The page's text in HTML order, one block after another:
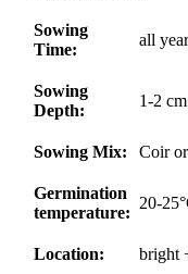
Sowing
Time:
all
Sowing
Depth:
1-2
Sowing Mix: Coir
Germination
temperature:
20-
Location: bright